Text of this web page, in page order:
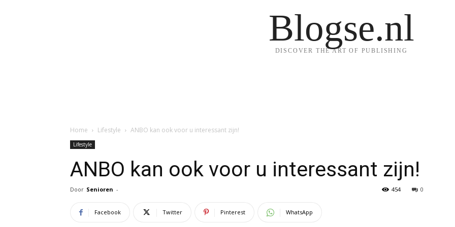
Blogse.nl
DISCOVER THE ART OF PUBLISHING
Home Lifestyle ANBO kan ook voor u interessant zijn!
Lifestyle
ANBO kan ook voor u interessant zijn!
Door Senioren - 0
454
Facebook Twitter Pinterest WhatsApp